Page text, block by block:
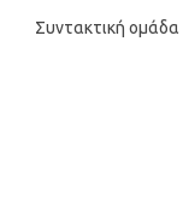
Συντακτική